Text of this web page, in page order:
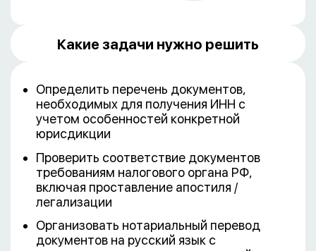
Какие задачи нужно решить
Определить перечень документов,
необходимых для получения ИНН с
учетом особенностей конкретной
юрисдикции
Проверить соответствие документов
требованиям налогового органа РФ,
включая проставление апостиля /
легализации
Организовать нотариальный перевод
документов на русский язык с